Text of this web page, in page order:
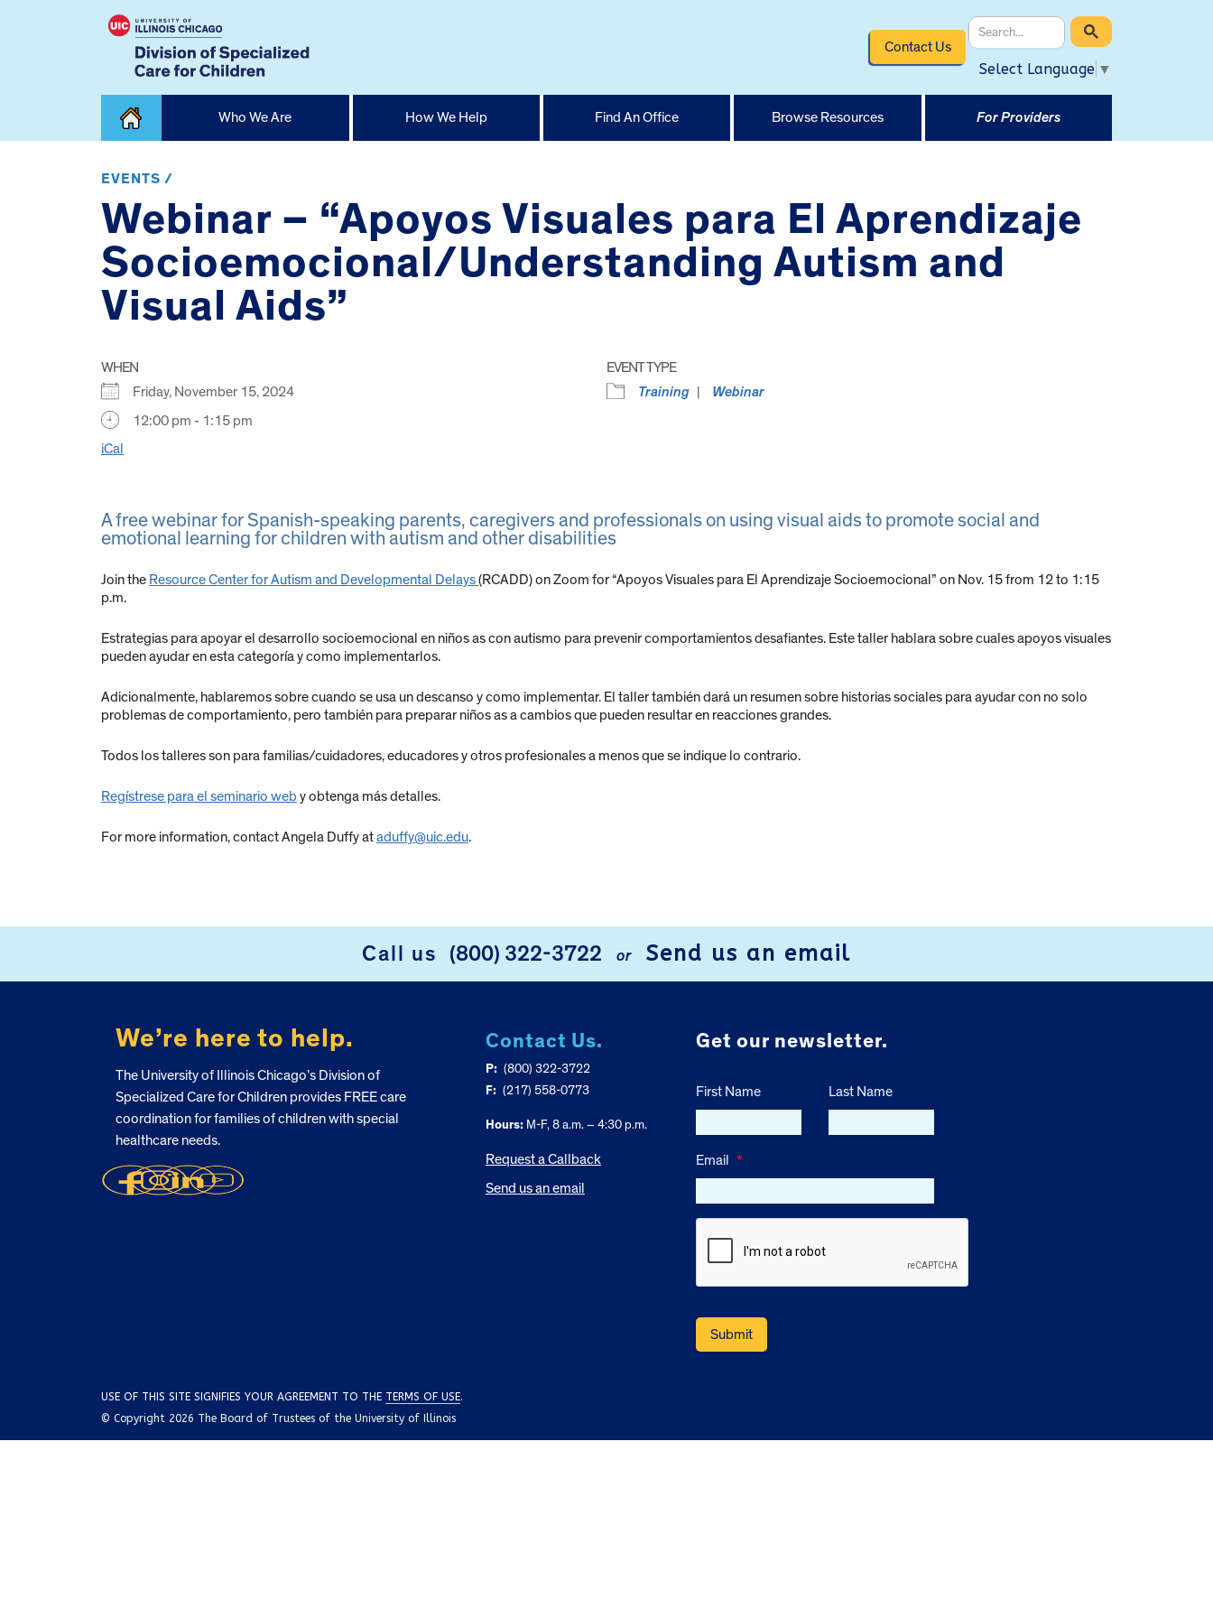
Contact Us
Select Language ▼
Home
Who We Are How We Help Find An Office Browse Resources For Providers
EVENTS /
Webinar – “Apoyos Visuales para El Aprendizaje
Socioemocional/Understanding Autism and
Visual Aids”
WHEN
Friday, November 15, 2024
12:00 pm - 1:15 pm
iCal
EVENT TYPE
Training
Webinar
A free webinar for Spanish-speaking parents, caregivers and professionals on using visual aids to promote social and
emotional learning for children with autism and other disabilities
Join the Resource Center for Autism and Developmental Delays(RCADD) on Zoom for “Apoyos Visuales para El Aprendizaje Socioemocional” on Nov. 15 from 12 to 1:15
p.m.
Estrategias para apoyar el desarrollo socioemocional en niños as con autismo para prevenir comportamientos desafiantes. Este taller hablara sobre cuales apoyos visuales
pueden ayudar en esta categoría y como implementarlos.
Adicionalmente, hablaremos sobre cuando se usa un descanso y como implementar. El taller también dará un resumen sobre historias sociales para ayudar con no solo
problemas de comportamiento, pero también para preparar niños as a cambios que pueden resultar en reacciones grandes.
Todos los talleres son para familias/cuidadores, educadores y otros profesionales a menos que se indique lo contrario.
Regístrese para el seminario weby obtenga más detalles.
For more information, contact Angela Duffy ataduffy@uic.edu.
Call us (800) 322-3722 or Send us an email
We’re here to help.
The University of Illinois Chicago’s Division of
Specialized Care for Children provides FREE care
coordination for families of children with special
healthcare needs.
Contact Us.
P: (800) 322-3722
F: (217) 558-0773
Hours:M-F, 8 a.m. – 4:30 p.m.
Request a Callback
Send us an email
Get our newsletter.
First Name Last Name
Email *
USE OF THIS SITE SIGNIFIES YOUR AGREEMENT TO THE TERMS OF USE.
© Copyright 2026 The Board of Trustees of the University of Illinois